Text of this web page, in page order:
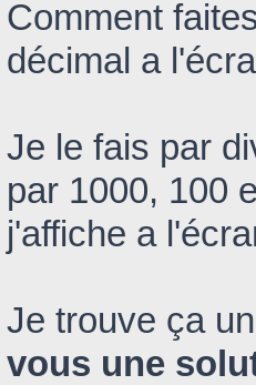
Comment
décimal a
Je le fais par
par 1000, 100
j'affiche a
Je trouve ça
vous une